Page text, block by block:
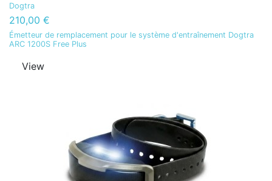
Dogtra
210,00 €
Émetteur de remplacement pour le système d'entraînement Dogtra
ARC 1200S Free Plus
View